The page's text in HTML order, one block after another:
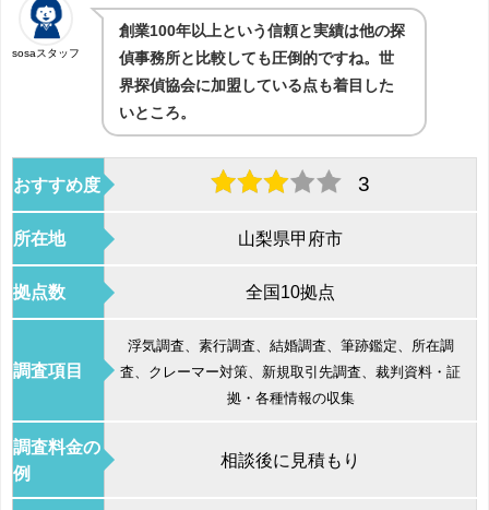
sosaスタッフ
創業100年以上という信頼と実績は他の探
偵事務所と比較しても圧倒的ですね。世
界探偵協会に加盟している点も着目した
いところ。
おすすめ度 3
所在地 山梨県甲府市
拠点数 全国10拠点
調査項目
浮気調査、素行調査、結婚調査、筆跡鑑定、所在調
査、クレーマー対策、新規取引先調査、裁判資料・証
拠・各種情報の収集
調査料金の
例
相談後に見積もり